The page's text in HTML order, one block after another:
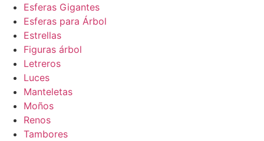
Esferas Gigantes
Esferas para Árbol
Estrellas
Figuras árbol
Letreros
Luces
Manteletas
Moños
Renos
Tambores